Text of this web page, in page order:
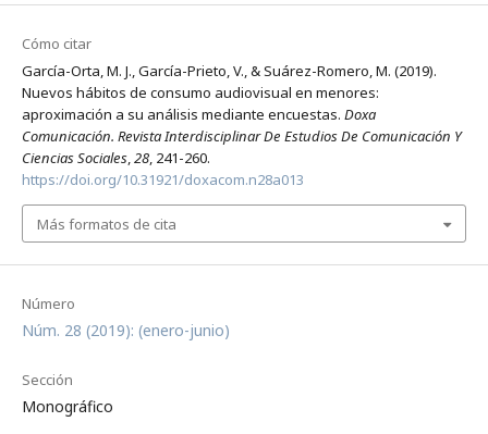
Número
Núm. 28 (2019): (enero-junio)
Sección
Monográfico
Cómo citar
García-Orta, M. J., García-Prieto, V., & Suárez-Romero, M. (2019).
Nuevos hábitos de consumo audiovisual en menores:
aproximación a su análisis mediante encuestas. Doxa
Comunicación. Revista Interdisciplinar De Estudios De Comunicación Y
Ciencias Sociales,28, 241-260.
https://doi.org/10.31921/doxacom.n28a013
Más formatos de cita